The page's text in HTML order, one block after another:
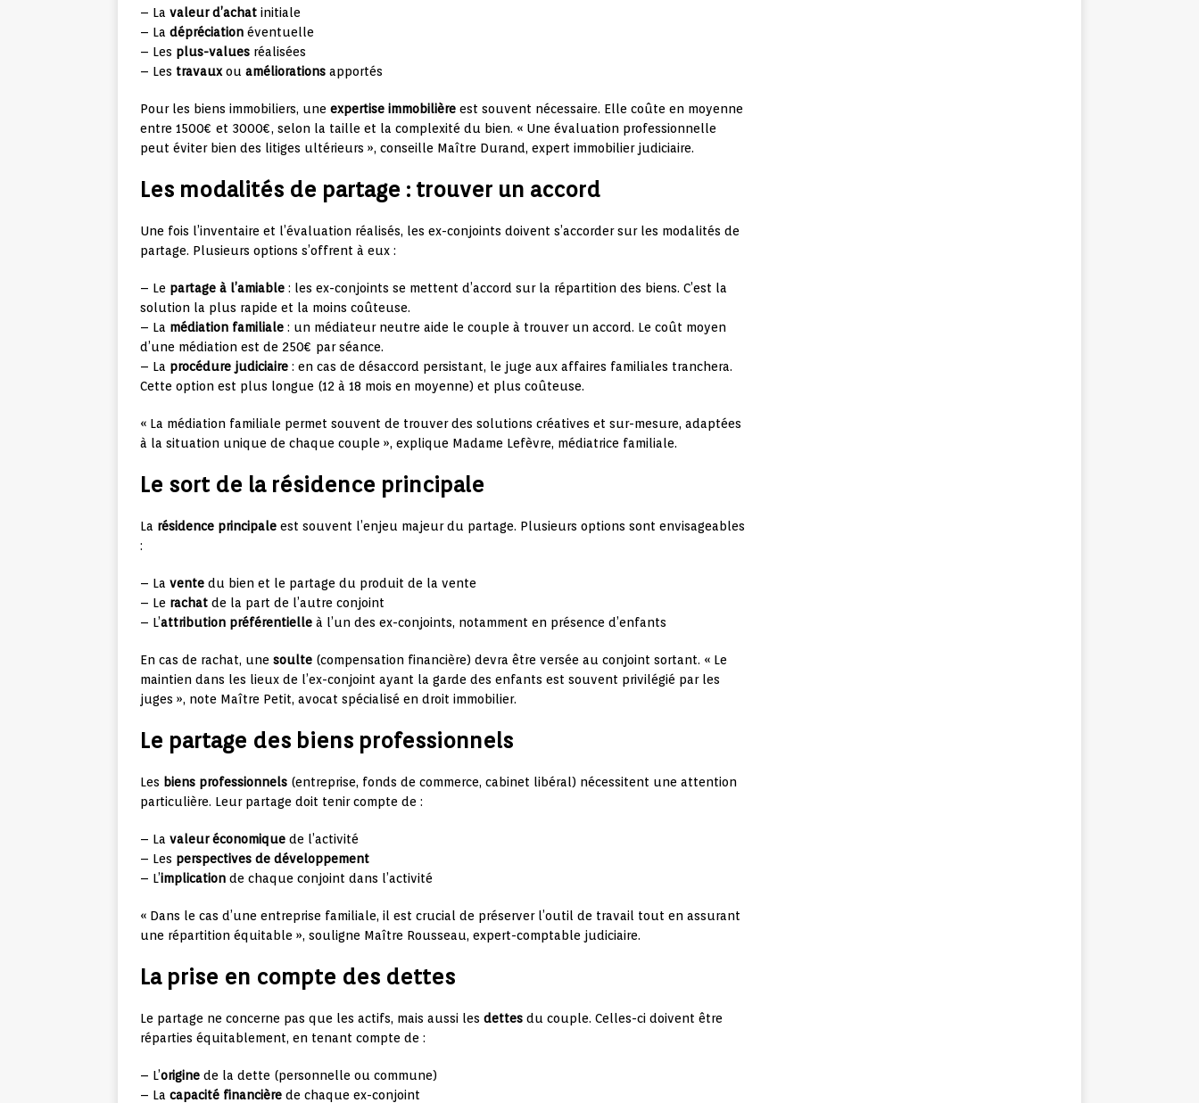
– La valeur d’achat initiale
– La dépréciation éventuelle
– Les plus-values réalisées
– Les travauxou améliorations apportés
Pour les biens immobiliers, une expertise immobilière est souvent nécessaire. Elle coûte en moyenne
entre 1500€ et 3000€, selon la taille et la complexité du bien. « Une évaluation professionnelle
peut éviter bien des litiges ultérieurs », conseille Maître Durand, expert immobilier judiciaire.
Les modalités de partage : trouver un accord
Une fois l’inventaire et l’évaluation réalisés, les ex-conjoints doivent s’accorder sur les modalités de
partage. Plusieurs options s’offrent à eux :
– Le partage à l’amiable : les ex-conjoints se mettent d’accord sur la répartition des biens. C’est la
solution la plus rapide et la moins coûteuse.
– La médiation familiale : un médiateur neutre aide le couple à trouver un accord. Le coût moyen
d’une médiation est de 250€ par séance.
– La procédure judiciaire : en cas de désaccord persistant, le juge aux affaires familiales tranchera.
Cette option est plus longue (12 à 18 mois en moyenne) et plus coûteuse.
« La médiation familiale permet souvent de trouver des solutions créatives et sur-mesure, adaptées
à la situation unique de chaque couple », explique Madame Lefèvre, médiatrice familiale.
Le sort de la résidence principale
La résidence principale est souvent l’enjeu majeur du partage. Plusieurs options sont envisageables
:
– La vente du bien et le partage du produit de la vente
– Le rachat de la part de l’autre conjoint
– L’attribution préférentielle à l’un des ex-conjoints, notamment en présence d’enfants
En cas de rachat, une soulte (compensation financière) devra être versée au conjoint sortant. « Le
maintien dans les lieux de l’ex-conjoint ayant la garde des enfants est souvent privilégié par les
juges », note Maître Petit, avocat spécialisé en droit immobilier.
Le partage des biens professionnels
Les biens professionnels (entreprise, fonds de commerce, cabinet libéral) nécessitent une attention
particulière. Leur partage doit tenir compte de :
– La valeur économique de l’activité
– Les perspectives de développement
– L’implication de chaque conjoint dans l’activité
« Dans le cas d’une entreprise familiale, il est crucial de préserver l’outil de travail tout en assurant
une répartition équitable », souligne Maître Rousseau, expert-comptable judiciaire.
La prise en compte des dettes
Le partage ne concerne pas que les actifs, mais aussi les dettes du couple. Celles-ci doivent être
réparties équitablement, en tenant compte de :
– L’origine de la dette (personnelle ou commune)
– La capacité financière de chaque ex-conjoint